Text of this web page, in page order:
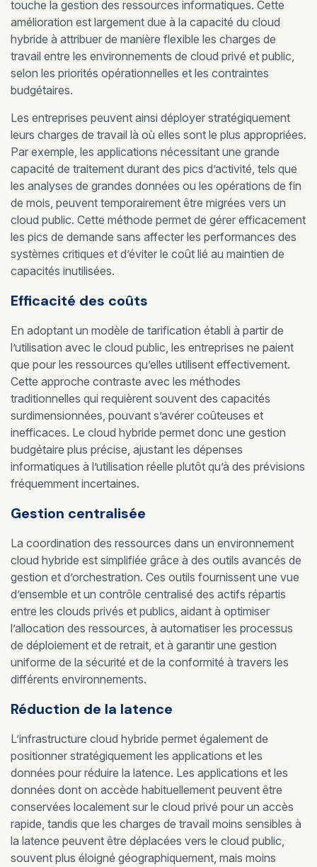
touche la gestion des ressources informatiques. Cette
amélioration est largement due à la capacité du cloud
hybride à attribuer de manière flexible les charges de
travail entre les environnements de cloud privé et public,
selon les priorités opérationnelles et les contraintes
budgétaires.
Les entreprises peuvent ainsi déployer stratégiquement
leurs charges de travail là où elles sont le plus appropriées.
Par exemple, les applications nécessitant une grande
capacité de traitement durant des pics d’activité, tels que
les analyses de grandes données ou les opérations de fin
de mois, peuvent temporairement être migrées vers un
cloud public. Cette méthode permet de gérer efficacement
les pics de demande sans affecter les performances des
systèmes critiques et d’éviter le coût lié au maintien de
capacités inutilisées.
Efficacité des coûts
En adoptant un modèle de tarification établi à partir de
l’utilisation avec le cloud public, les entreprises ne paient
que pour les ressources qu’elles utilisent effectivement.
Cette approche contraste avec les méthodes
traditionnelles qui requièrent souvent des capacités
surdimensionnées, pouvant s’avérer coûteuses et
inefficaces. Le cloud hybride permet donc une gestion
budgétaire plus précise, ajustant les dépenses
informatiques à l’utilisation réelle plutôt qu’à des prévisions
fréquemment incertaines.
Gestion centralisée
La coordination des ressources dans un environnement
cloud hybride est simplifiée grâce à des outils avancés de
gestion et d’orchestration. Ces outils fournissent une vue
d’ensemble et un contrôle centralisé des actifs répartis
entre les clouds privés et publics, aidant à optimiser
l’allocation des ressources, à automatiser les processus
de déploiement et de retrait, et à garantir une gestion
uniforme de la sécurité et de la conformité à travers les
différents environnements.
Réduction de la latence
L’infrastructure cloud hybride permet également de
positionner stratégiquement les applications et les
données pour réduire la latence. Les applications et les
données dont on accède habituellement peuvent être
conservées localement sur le cloud privé pour un accès
rapide, tandis que les charges de travail moins sensibles à
la latence peuvent être déplacées vers le cloud public,
souvent plus éloigné géographiquement, mais moins